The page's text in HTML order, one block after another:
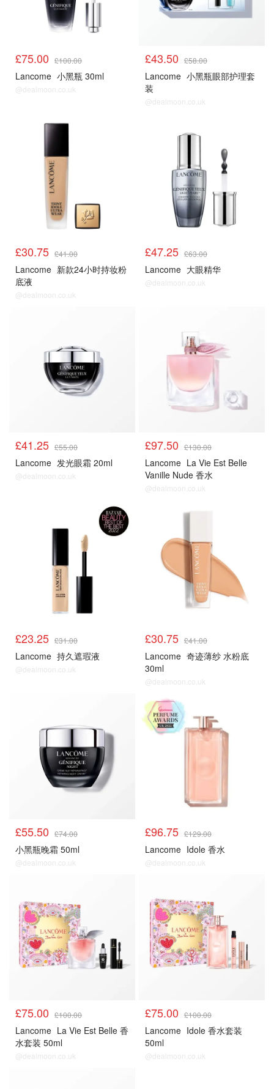
£75.00 £100.00
Lancome 小黑瓶 30ml
@dealmoon.co.uk
£43.50 £58.00
Lancome 小黑瓶眼部护理套
装
@dealmoon.co.uk
£30.75 £41.00
Lancome 新款24小时持妆粉
底液
@dealmoon.co.uk
£47.25 £63.00
Lancome 大眼精华
@dealmoon.co.uk
£41.25 £55.00
Lancome 发光眼霜 20ml
@dealmoon.co.uk
£97.50 £130.00
Lancome La Vie Est Belle
Vanille Nude 香水
@dealmoon.co.uk
£23.25 £31.00
Lancome 持久遮瑕液
@dealmoon.co.uk
£30.75 £41.00
Lancome 奇迹薄纱 水粉底
30ml
@dealmoon.co.uk
£55.50 £74.00
小黑瓶晚霜 50ml
@dealmoon.co.uk
£96.75 £129.00
Lancome Idole 香水
@dealmoon.co.uk
£75.00 £100.00
Lancome La Vie Est Belle 香
水套装 50ml
@dealmoon.co.uk
£75.00 £100.00
Lancome Idole 香水套装
50ml
@dealmoon.co.uk